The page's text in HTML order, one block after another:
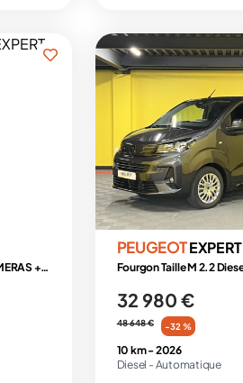
M BlueHDi 180 EAT8 + PACK 3 CAMERAS + PACK LOOK + MODUWORK
PEUGEOTEXPERT
32 980 €
48 648 € -32 %
10 km -2026
Diesel - Automatique